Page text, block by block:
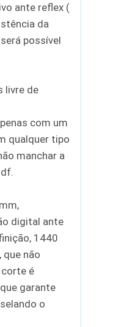
ante reflex (
da
possível
livre de
com um
qualquer tipo
manchar a
digital ante
1440
não
corte é
garante
o